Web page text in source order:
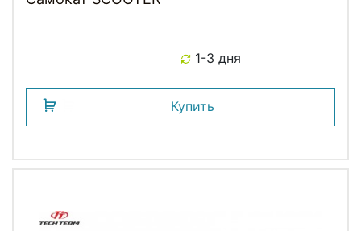
1-3 дня
Купить